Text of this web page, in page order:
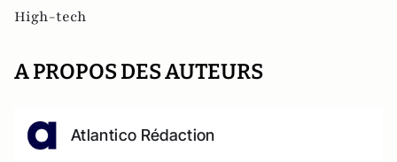
High-tech
A PROPOS DES AUTEURS
Atlantico Rédaction